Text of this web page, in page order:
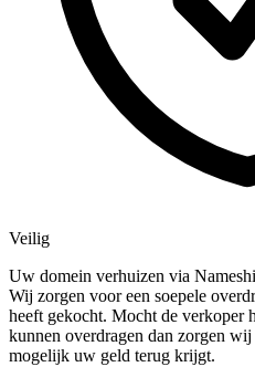
Veilig
Uw domein verhuizen via
Wij zorgen voor een soepele
heeft gekocht. Mocht de verkoper
kunnen overdragen dan zorgen
mogelijk uw geld terug krijgt.